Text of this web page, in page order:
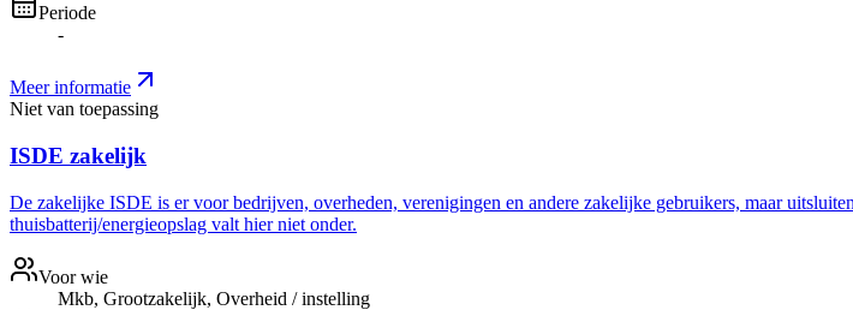
Periode
-
Meer informatie
Niet van toepassing
ISDE zakelijk
De zakelijke ISDE is er voor bedrijven, overheden, verenigingen en andere zakelijke gebruikers, maar
thuisbatterij/energieopslag valt hier niet onder.
Voor wie
Mkb, Grootzakelijk, Overheid / instelling